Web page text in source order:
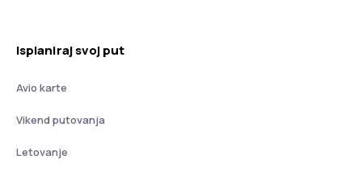
Isplaniraj svoj put
Avio karte
Vikend putovanja
Letovanje